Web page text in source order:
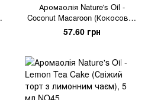
Аромаолія Nature's Oil -
Coconut Macaroon (Кокосовий
Макарун), 5 мл
57.60 грн